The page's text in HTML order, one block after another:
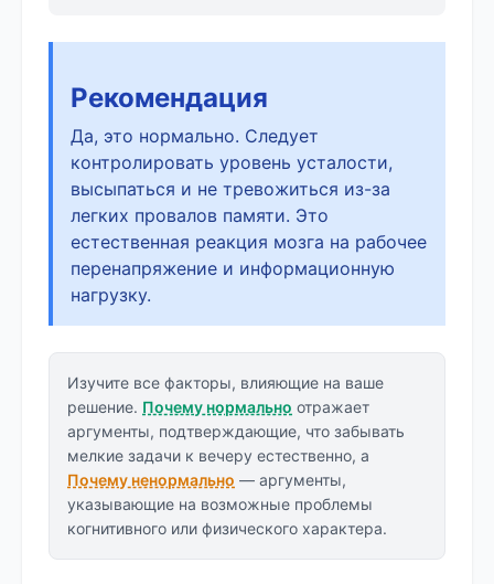
Рекомендация
Да, это нормально. Следует
контролировать уровень усталости,
высыпаться и не тревожиться из-за
легких провалов памяти. Это
естественная реакция мозга на рабочее
перенапряжение и информационную
нагрузку.
Изучите все факторы, влияющие на ваше
решение. Почему нормально отражает
аргументы, подтверждающие, что забывать
мелкие задачи к вечеру естественно, а
Почему ненормально — аргументы,
указывающие на возможные проблемы
когнитивного или физического характера.